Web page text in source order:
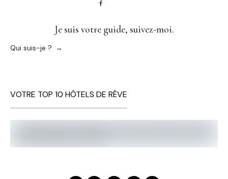
Je suis votre guide, suivez-moi.
Qui suis-je ?
VOTRE TOP 10 HÔTELS DE RÊVE